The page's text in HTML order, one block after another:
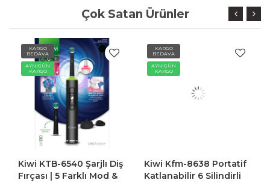
Çok Satan Ürünler
KARGO
BEDAVA
AYNIGÜN
KARGO
Kiwi KTB-6540 Şarjlı Diş
Fırçası | 5 Farklı Mod &
KARGO
BEDAVA
AYNIGÜN
KARGO
Kiwi Kfm-8638 Portatif
Katlanabilir 6 Silindirli